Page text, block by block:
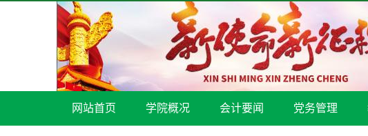
网站首页 学院概况 会计要闻 党务管理